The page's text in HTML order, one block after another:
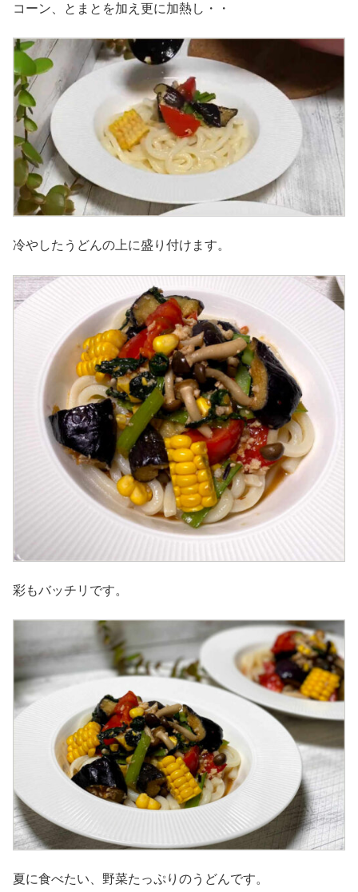
コーン、とまとを加え更に加熱し・・
冷やしたうどんの上に盛り付けます。
彩もバッチリです。
夏に食べたい、野菜たっぷりのうどんです。